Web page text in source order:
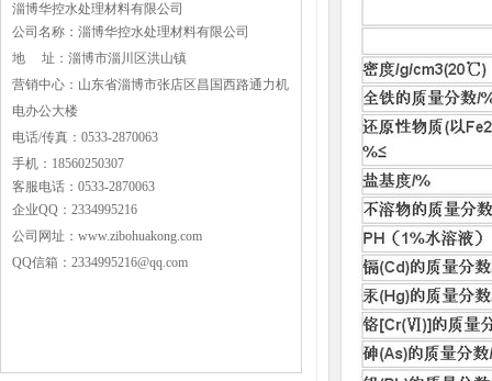
淄博华控水处理材料有限公司
公司名称：淄博华控水处理材料有限公司
地 址： 淄博市淄川区洪山镇
营销中心：山东省淄博市张店区昌国西路通力机
电办公大楼
电话/传真：0533-2870063
手机：18560250307
客服电话：0533-2870063
企业QQ：2334995216
公司网址：www.zibohuakong.com
QQ信箱：2334995216@qq.com